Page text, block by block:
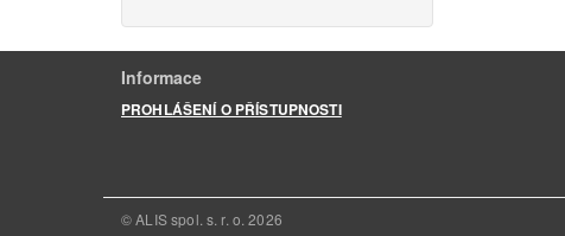
Informace
PROHLÁŠENÍ O PŘÍSTUPNOSTI
© ALIS spol. s. r. o.2026